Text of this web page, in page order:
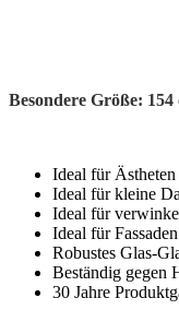
Besondere Größe: 154
Ideal für Ästheten
Ideal für kleine
Ideal für
Ideal für
Robustes Glas-
Beständig gegen
30 Jahre